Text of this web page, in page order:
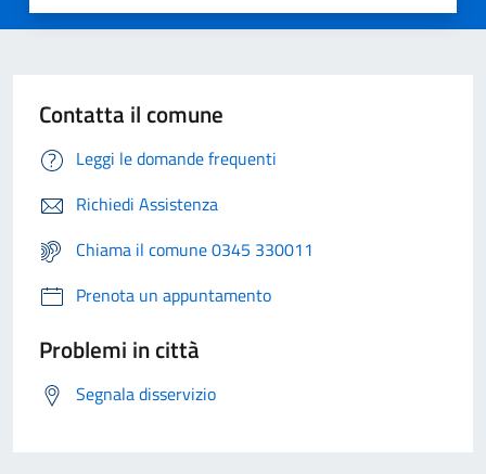
Contatta il comune
Leggi le domande frequenti
Richiedi Assistenza
Chiama il comune 0345 330011
Prenota un appuntamento
Problemi in città
Segnala disservizio